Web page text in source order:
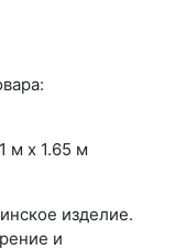
м x 1.65 м
изделие.
и